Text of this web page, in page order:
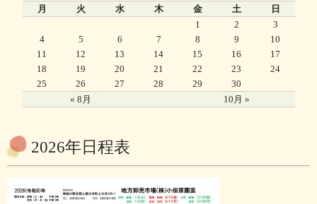
月
火 水 木 金 土 日
« 8月 10月 »
1 2
3
4
5 6 7 8 9
10
11
12 13 14 15 16
17
18
19 20 21 22 23
24
25
26 27 28 29 30
2026年日程表